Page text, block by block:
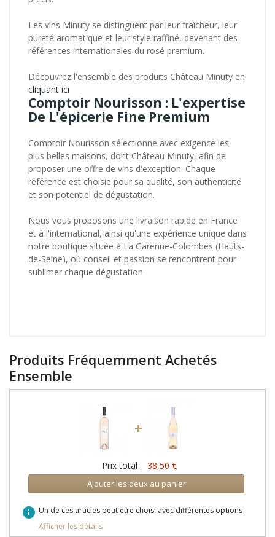
Les vins Minuty se distinguent par leur fraîcheur, leur
pureté aromatique et leur style raffiné, devenant des
références internationales du rosé premium.
Découvrez l'ensemble des produits Château Minuty en
cliquant ici
Comptoir Nourisson : L'expertise
De L'épicerie Fine Premium
Comptoir Nourisson sélectionne avec exigence les
plus belles maisons, dont Château Minuty, afin de
proposer une offre de vins d'exception. Chaque
référence est choisie pour sa qualité, son authenticité
et son potentiel de dégustation.
Nous vous proposons une livraison rapide en France
et à l'international, ainsi qu'une expérience unique dans
notre boutique située à La Garenne-Colombes (Hauts-
de-Seine), où conseil et passion se rencontrent pour
sublimer chaque dégustation.
Produits Fréquemment Achetés
Ensemble
+
Prix total : 38,50 €
Ajouter les deux au panier
info Un de ces articles peut être choisi avec différentes options
Afficher les détails